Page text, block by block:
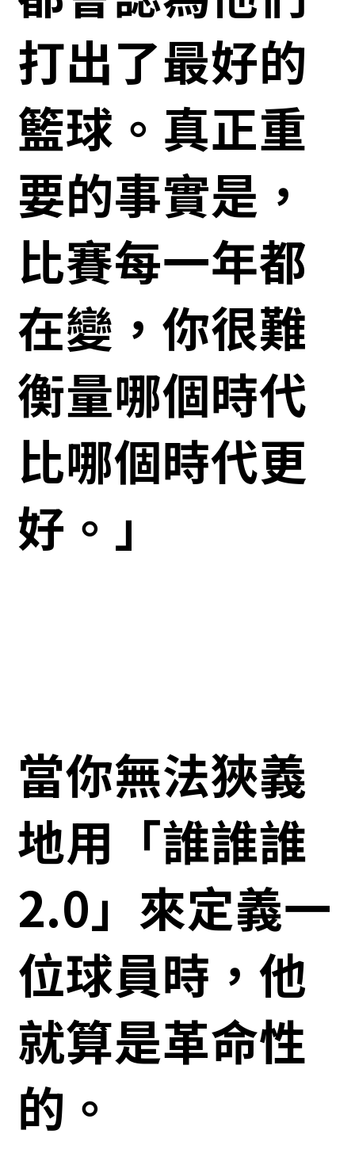
打出了最好的
籃球。真正重
要的事實是，
比賽每一年都
在變，你很難
衡量哪個時代
比哪個時代更
好。」
當你無法狹義
地用「誰誰誰
2.0」來定義一
位球員時，他
就算是革命性
的。